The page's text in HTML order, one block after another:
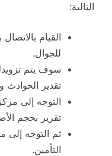
التالية:
القيام
للجوال.
سوف يتم
تقدير الحوادث
التوجه إلى
تقرير بحجم
ثم التوجه إلى
التأمين.